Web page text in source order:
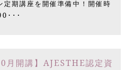
定期講座を開催準備中！開催時
･･･
月開講】AJESTHE認定資